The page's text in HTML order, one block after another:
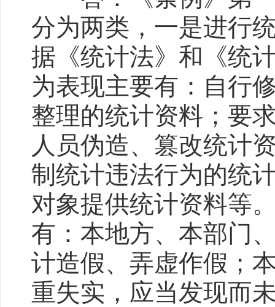
分为两类，一是进行
据《统计法》和《统
为表现主要有：自行
整理的统计资料；要
人员伪造、篡改统计
制统计违法行为的统
对象提供统计资料等
有：本地方、本部门
计造假、弄虚作假；
重失实，应当发现而